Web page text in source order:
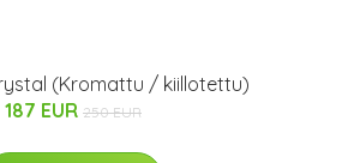
(Kromattu / kiillotettu)
187 EUR 250 EUR